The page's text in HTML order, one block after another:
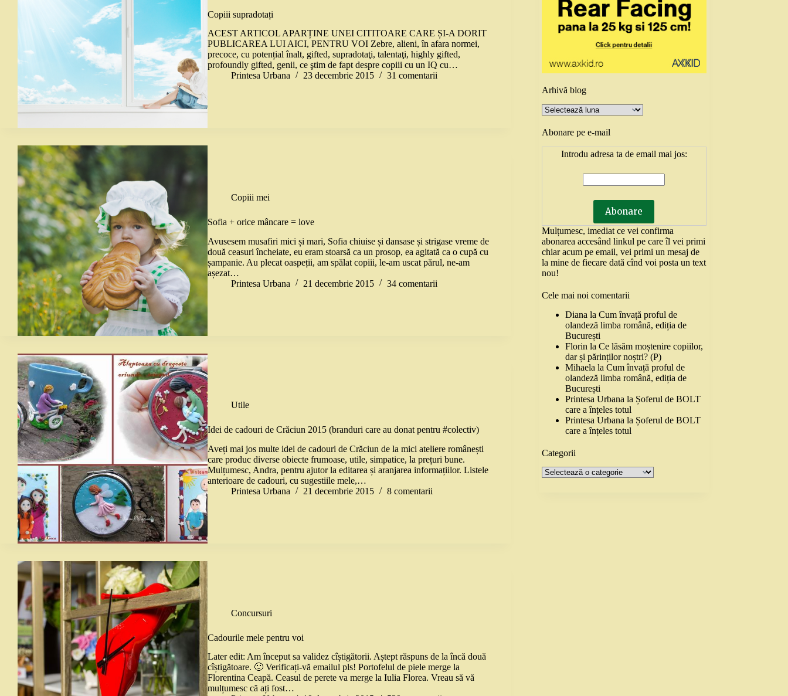
Copiii supradotați
ACEST ARTICOL APARȚINE UNEI CITITOARE CARE ȘI-A DORIT
PUBLICAREA LUI AICI, PENTRU VOI Zebre, alieni, în afara normei,
precoce, cu potențial înalt, gifted, supradotaţi, talentaţi, highly gifted,
profoundly gifted, genii, ce ştim de fapt despre copiii cu un IQ cu…
Printesa Urbana
23 decembrie 2015 31 comentarii
Copiii mei
Sofia + orice mâncare = love
Avusesem musafiri mici și mari, Sofia chiuise și dansase și strigase vreme de
două ceasuri încheiate, eu eram stoarsă ca un prosop, ea agitată ca o cupă cu
șampanie. Au plecat oaspeții, am spălat copiii, le-am uscat părul, ne-am
așezat…
Printesa Urbana
21 decembrie 2015 34 comentarii
Utile
Idei de cadouri de Crăciun 2015 (branduri care au donat pentru #colectiv)
Aveți mai jos multe idei de cadouri de Crăciun de la mici ateliere românești
care produc diverse obiecte frumoase, utile, simpatice, la prețuri bune.
Mulțumesc, Andra, pentru ajutor la editarea și aranjarea informațiilor. Listele
anterioare de cadouri, cu sugestiile mele,…
Printesa Urbana
21 decembrie 2015 8 comentarii
Concursuri
Cadourile mele pentru voi
Later edit: Am început sa validez cîștigătorii. Aștept răspuns de la încă două
cîștigătoare. 🙂 Verificați-vă emailul pls! Portofelul de piele merge la
Florentina Ceapă. Ceasul de perete va merge la Iulia Florea. Vreau să vă
mulțumesc că ați fost…
Arhivă blog
Arhivă
blog
Abonare pe e-mail
Introdu adresa ta de email mai jos:
Mulțumesc, imediat ce vei confirma
abonarea accesând linkul pe care îl vei primi
chiar acum pe email, vei primi un mesaj de
la mine de fiecare dată cînd voi posta un text
nou!
Cele mai noi comentarii
Diana laCum învață proful de
olandeză limba română, ediția de
București
Florin laCe lăsăm moștenire copiilor,
dar și părinților noștri? (P)
Mihaela laCum învață proful de
olandeză limba română, ediția de
București
Printesa Urbana la Șoferul de BOLT
care a înțeles totul
Printesa Urbana la Șoferul de BOLT
care a înțeles totul
Categorii
Categorii